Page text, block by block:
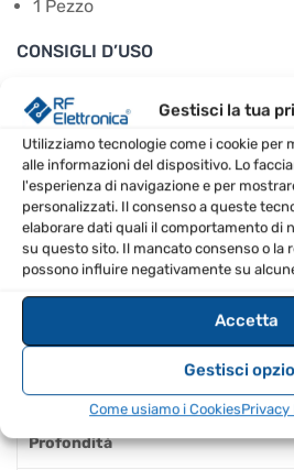
Gestisci la tua
Utilizziamo tecnologie come i cookie per
alle informazioni del dispositivo. Lo
l'esperienza di navigazione e per
personalizzati. Il consenso a queste
elaborare dati quali il comportamento di
su questo sito. Il mancato consenso o la
possono influire negativamente su
Accetta
Gestisci
Come usiamo i CookiesPrivacy
1 Pezzo
CONSIGLI D’USO
Per il funzionamento autonomo
l’adattatore Curv 500 SLA
SPECIFICHE TECNICHE
Peso (kg)
Larghezza
Profondità